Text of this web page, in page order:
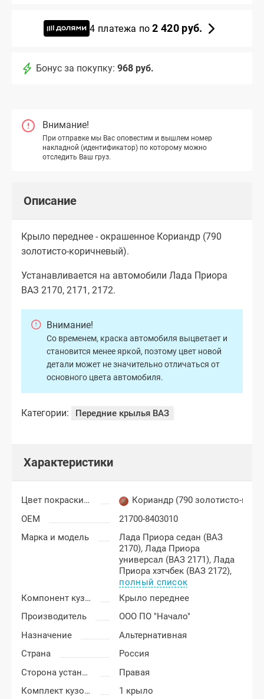
4 платежа по2 420 руб.
Бонус за покупку: 968 руб.
Внимание!
При отправке мы Вас оповестим и вышлем номер
накладной (идентификатор) по которому можно
отследить Ваш груз.
Описание
Крыло переднее - окрашенное Кориандр (790
золотисто-коричневый).
Устанавливается на автомобили Лада Приора
ВАЗ 2170, 2171, 2172.
Внимание!
Со временем, краска автомобиля выцветает и
становится менее яркой, поэтому цвет новой
детали может не значительно отличаться от
основного цвета автомобиля.
Категории: Передние крылья ВАЗ
Характеристики
Цвет покраски Лада Приора
Кориандр (790 золотисто-
OEM
21700-8403010
Марка и модель
Лада Приора седан (ВАЗ
2170),Лада Приора
универсал (ВАЗ 2171),Лада
Приора хэтчбек (ВАЗ 2172),
полный список
Компонент кузова
Крыло переднее
Производитель
ООО ПО "Начало"
Назначение
Альтернативная
Страна
Россия
Сторона установки
Правая
Комплект кузовных деталей
1 крыло